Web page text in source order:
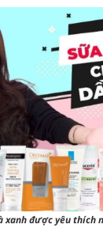
xanh được yêu thích